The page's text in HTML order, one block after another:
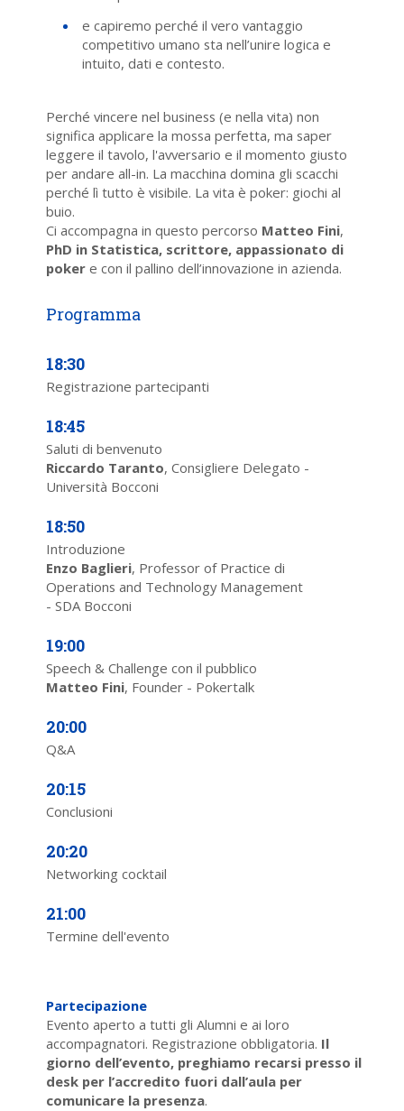
e capiremo perché il vero vantaggio
competitivo umano sta nell’unire logica e
intuito, dati e contesto.
Perché vincere nel business (e nella vita) non
significa applicare la mossa perfetta, ma saper
leggere il tavolo, l'avversario e il momento giusto
per andare all-in. La macchina domina gli scacchi
perché lì tutto è visibile. La vita è poker: giochi al
buio.
Ci accompagna in questo percorso Matteo Fini,
PhD in Statistica, scrittore, appassionato di
pokere con il pallino dell’innovazione in azienda.
18:30
Registrazione partecipanti
18:45
Saluti di benvenuto
Riccardo Taranto, Consigliere Delegato -
Università Bocconi
18:50
Introduzione
Enzo Baglieri, Professor of Practice di
Operations and Technology Management
- SDA Bocconi
19:00
Speech & Challenge con il pubblico
Matteo Fini, Founder - Pokertalk
20:00
Q&A
20:15
Conclusioni
20:20
Networking cocktail
21:00
Termine dell'evento
Partecipazione
Evento aperto a tutti gli Alumni e ai loro
accompagnatori. Registrazione obbligatoria. Il
giorno dell’evento, preghiamo recarsi presso il
desk per l’accredito fuori dall’aula per
comunicare la presenza.